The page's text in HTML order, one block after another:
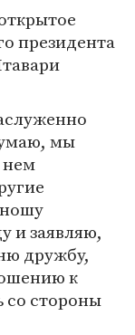
президента
мы
нем
и заявляю,
дружбу,
к
со стороны